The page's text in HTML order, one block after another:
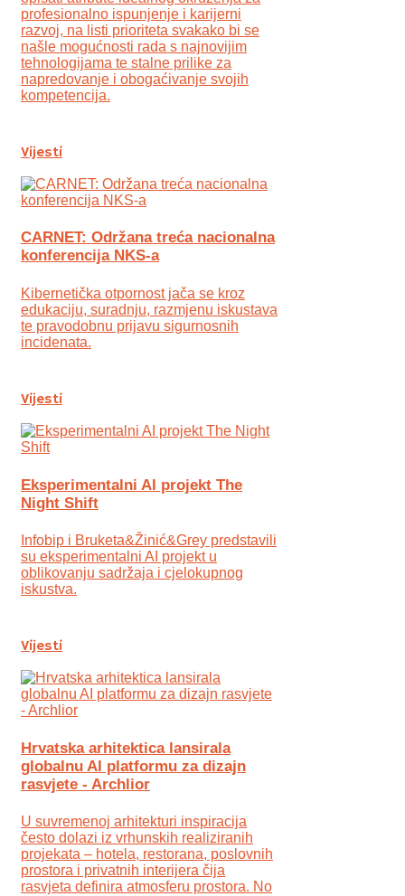
profesionalno ispunjenje i karijerni
razvoj, na listi prioriteta svakako bi se
našle mogućnosti rada s najnovijim
tehnologijama te stalne prilike za
napredovanje i obogaćivanje svojih
kompetencija.
Vijesti
CARNET: Održana treća nacionalna
konferencija NKS-a
Kibernetička otpornost jača se kroz
edukaciju, suradnju, razmjenu iskustava
te pravodobnu prijavu sigurnosnih
incidenata.
Vijesti
Eksperimentalni AI projekt The
Night Shift
Infobip i Bruketa&Žinić&Grey predstavili
su eksperimentalni AI projekt u
oblikovanju sadržaja i cjelokupnog
iskustva.
Vijesti
Hrvatska arhitektica lansirala
globalnu AI platformu za dizajn
rasvjete - Archlior
U suvremenoj arhitekturi inspiracija
često dolazi iz vrhunskih realiziranih
projekata – hotela, restorana, poslovnih
prostora i privatnih interijera čija
rasvjeta definira atmosferu prostora. No